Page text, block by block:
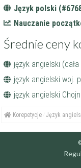
Język polski
Nauczanie
Średnie ceny
język angielski
język angielski woj.
język angielski
Korepetycje Język